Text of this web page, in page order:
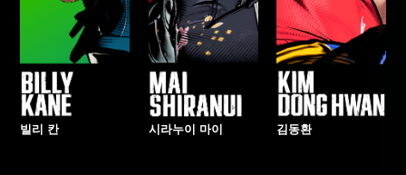
빌리 칸 시라누이 마이 김동환